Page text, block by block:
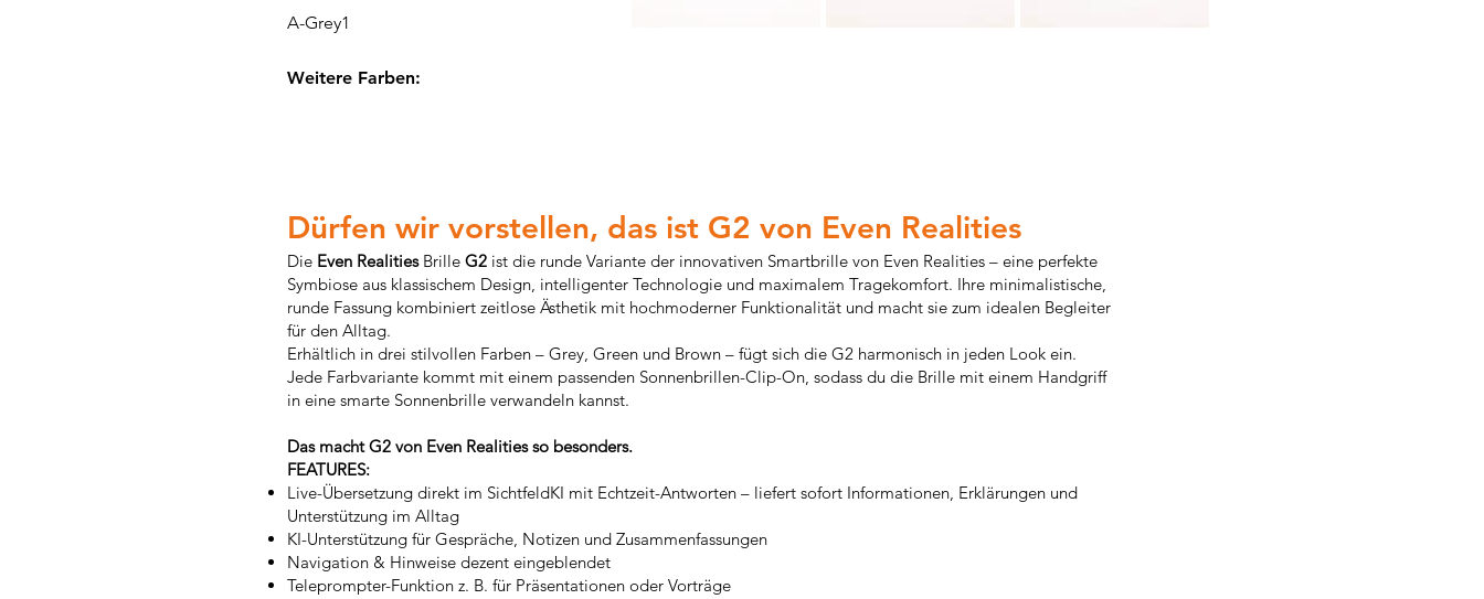
Weitere Farben:
A-Grey1
Dürfen wir vorstellen, das ist G2 von Even Realities
Die Even RealitiesBrille G2 ist die runde Variante der innovativen Smartbrille von Even Realities – eine perfekte
Symbiose aus klassischem Design, intelligenter Technologie und maximalem Tragekomfort. Ihre minimalistische,
runde Fassung kombiniert zeitlose Ästhetik mit hochmoderner Funktionalität und macht sie zum idealen Begleiter
für den Alltag.
Erhältlich in drei stilvollen Farben – Grey, Green und Brown – fügt sich die G2 harmonisch in jeden Look ein.
Jede Farbvariante kommt mit einem passenden Sonnenbrillen-Clip-On, sodass du die Brille mit einem Handgriff
in eine smarte Sonnenbrille verwandeln kannst.
Das macht G2 von Even Realities so besonders.
FEATURES:
Live-Übersetzung direkt im SichtfeldKI mit Echtzeit-Antworten – liefert sofort Informationen, Erklärungen und
Unterstützung im Alltag
KI-Unterstützung für Gespräche, Notizen und Zusammenfassungen
Navigation & Hinweise dezent eingeblendet
Teleprompter-Funktion z. B. für Präsentationen oder Vorträge